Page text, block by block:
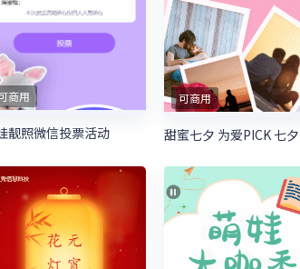
商用
靓照微信投票活动
可商用